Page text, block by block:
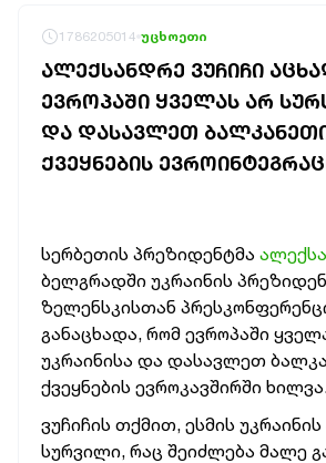
1786205014 უცხოეთი
ᲐᲚᲔᲥᲡᲐᲜᲓᲠᲔ ᲕᲣᲩᲘᲩᲘ
ᲔᲕᲠᲝᲞᲐᲨᲘ ᲧᲕᲔᲚᲐᲡ ᲐᲠ
ᲓᲐ ᲓᲐᲡᲐᲕᲚᲔᲗ
ᲥᲕᲔᲧᲜᲔᲑᲘᲡ
სერბეთის პრეზიდენტმა
ბელგრადში უკრაინის
ზელენსკისთან
განაცხადა, რომ ევროპაში
უკრაინისა და დასავლეთ
ქვეყნების ევროკავშირში
ვუჩიჩის თქმით, ესმის
სურვილი, რაც შეიძლება მალე